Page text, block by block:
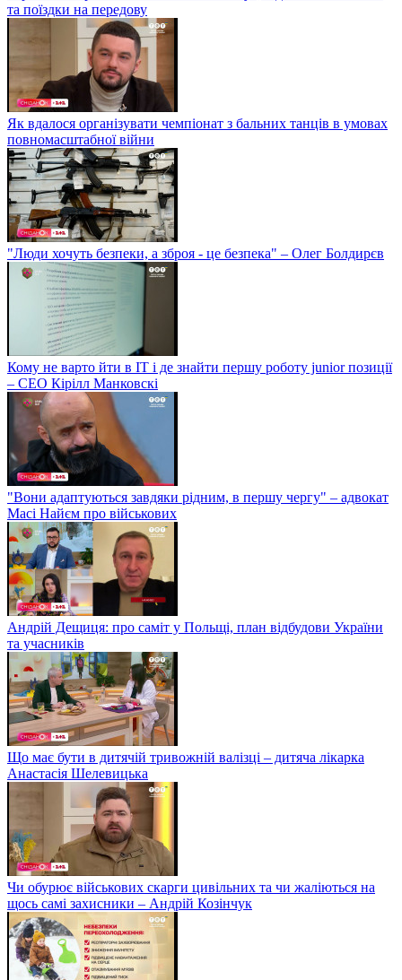
та поїздки на передову
Як вдалося організувати чемпіонат з бальних танців в умовах
повномасштабної війни
"Люди хочуть безпеки, а зброя - це безпека" – Олег Болдирєв
Кому не варто йти в IT і де знайти першу роботу junior позиції
– СЕО Кірілл Манковскі
"Вони адаптуються завдяки рідним, в першу чергу" – адвокат
Масі Найєм про військових
Андрій Дещиця: про саміт у Польщі, план відбудови України
та учасників
Що має бути в дитячій тривожній валізці – дитяча лікарка
Анастасія Шелевицька
Чи обурює військових скарги цивільних та чи жаліються на
щось самі захисники – Андрій Козінчук